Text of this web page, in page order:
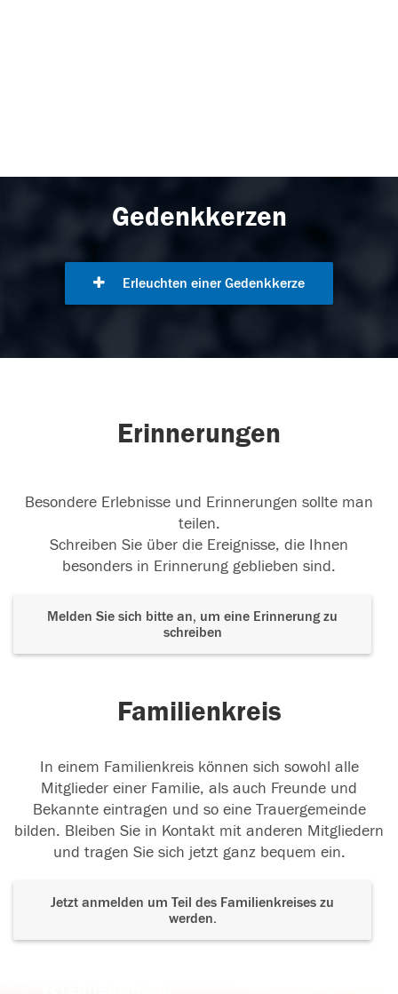
Gedenkkerzen
Erleuchten einer Gedenkkerze
Erinnerungen
Besondere Erlebnisse und Erinnerungen sollte man
teilen.
Schreiben Sie über die Ereignisse, die Ihnen
besonders in Erinnerung geblieben sind.
Melden Sie sich bitte an, um eine Erinnerung zu
schreiben
Familienkreis
In einem Familienkreis können sich sowohl alle
Mitglieder einer Familie, als auch Freunde und
Bekannte eintragen und so eine Trauergemeinde
bilden. Bleiben Sie in Kontakt mit anderen Mitgliedern
und tragen Sie sich jetzt ganz bequem ein.
Jetzt anmelden um Teil des Familienkreises zu
werden.